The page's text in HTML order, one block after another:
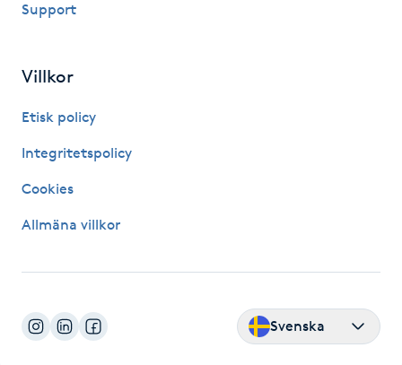
Mesoterapi
MicroPen
Microshading
Mixfransar
Support
Villkor
Etisk policy
Integritetspolicy
Cookies
Allmäna villkor
Svenska